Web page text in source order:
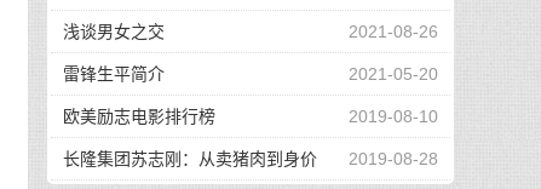
2021-08-26
浅谈男女之交
2021-05-20
雷锋生平简介
2019-08-10
欧美励志电影排行榜
2019-08-28
长隆集团苏志刚：从卖猪肉到身价